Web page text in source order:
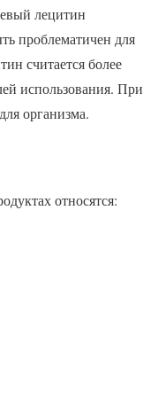
лецитин
проблематичен для
считается более
использования. При
организма.
относятся: